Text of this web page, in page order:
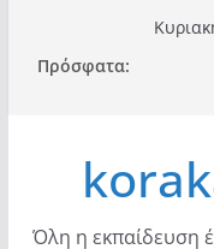
περιεχόμενο
Πρόσφατα:
Όλη η εκπαίδευση